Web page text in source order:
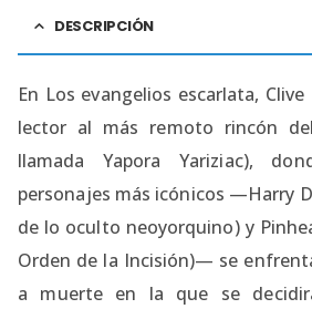
DESCRIPCIÓN
En Los evangelios escarlata,
lector al más remoto rincón
llamada Yapora Yariziac),
personajes más icónicos —Harry
de lo oculto neoyorquino) y
Orden de la Incisión)— se
a muerte en la que se